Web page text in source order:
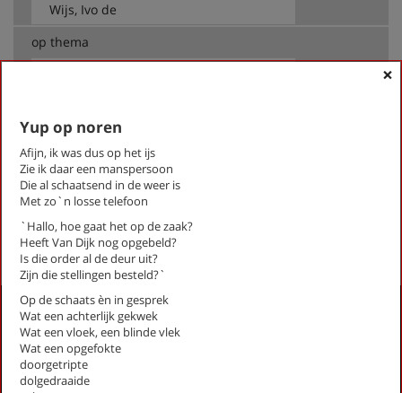
op thema
Wijs, Ivo de
Kippen en hanen (Poules et coqs)
Verdwalen
Yup op noren
« First‹Previous
1 ›Next»Last
×
Yup op noren
Afijn, ik was dus op het ijs
Zie ik daar een manspersoon
Die al schaatsend in de weer is
Met zo`n losse telefoon
`Hallo, hoe gaat het op de zaak?
Heeft Van Dijk nog opgebeld?
Is die order al de deur uit?
Zijn die stellingen besteld?`
Op de schaats èn in gesprek
Wat een achterlijk gekwek
Wat een vloek, een blinde vlek
Wat een opgefokte
doorgetripte
dolgedraaide
Activiteiten
Lezingen door en over schrijvers
Stadsdichtersduo van Zeist
Boek & Film